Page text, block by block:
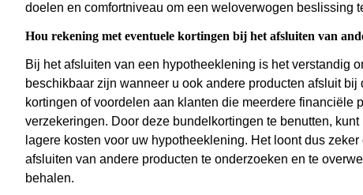
doelen en comfortniveau om een weloverwogen beslissing
Hou rekening met eventuele kortingen bij het afsluiten van
Bij het afsluiten van een hypotheeklening is het verstandig
beschikbaar zijn wanneer u ook andere producten afsluit
kortingen of voordelen aan klanten die meerdere
verzekeringen. Door deze bundelkortingen te benutten,
lagere kosten voor uw hypotheeklening. Het loont dus
afsluiten van andere producten te onderzoeken en te
behalen.